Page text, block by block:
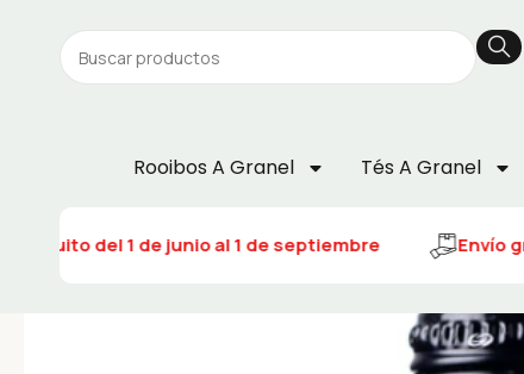
Rooibos A Granel Tés A Granel
gratuito del 1 de junio al 1 de septiembre Envío